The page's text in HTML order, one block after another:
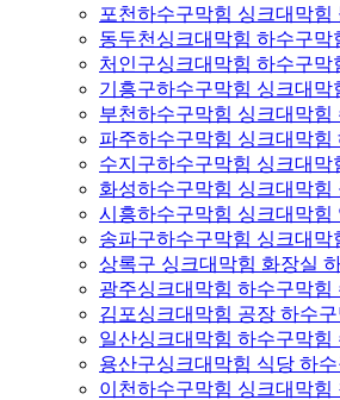
포천하수구막힘 싱크대막힘
동두천싱크대막힘 하수구막
처인구싱크대막힘 하수구막
기흥구하수구막힘 싱크대막
부천하수구막힘 싱크대막힘
파주하수구막힘 싱크대막힘
수지구하수구막힘 싱크대막
화성하수구막힘 싱크대막힘
시흥하수구막힘 싱크대막힘
송파구하수구막힘 싱크대막
상록구 싱크대막힘 화장실
광주싱크대막힘 하수구막힘
김포싱크대막힘 공장 하수
일산싱크대막힘 하수구막힘
용산구싱크대막힘 식당 하
이천하수구막힘 싱크대막힘